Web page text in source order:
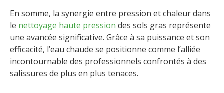
En somme, la synergie entre pression et chaleur dans
le nettoyage haute pression des sols gras représente
une avancée significative. Grâce à sa puissance et son
efficacité, l’eau chaude se positionne comme l’alliée
incontournable des professionnels confrontés à des
salissures de plus en plus tenaces.